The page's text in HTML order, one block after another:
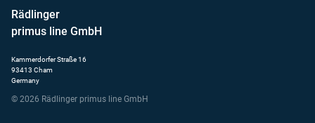
Rädlinger
primus line GmbH
Kammerdorfer Straße 16
93413 Cham
Germany
© 2026 Rädlinger primus line GmbH